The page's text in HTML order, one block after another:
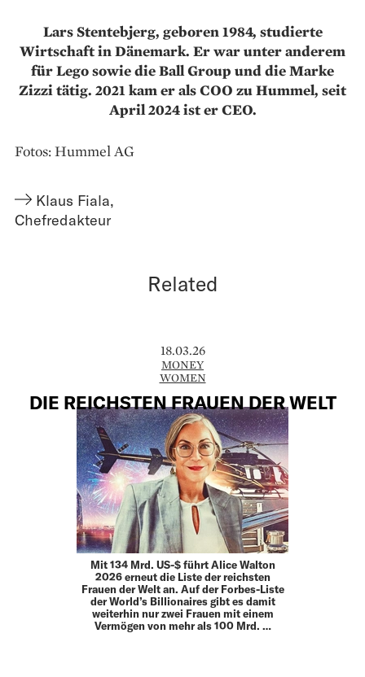
Lars Stentebjerg, geboren 1984, studierte
Wirtschaft in Dänemark. Er war unter anderem
für Lego sowie die Ball Group und die Marke
Zizzi tätig. 2021 kam er als COO zu Hummel, seit
April 2024 ist er CEO.
Fotos: Hummel AG
Klaus Fiala,
Chefredakteur
Related
18.03.26
MONEY
WOMEN
DIE REICHSTEN FRAUEN DER WELT
Mit 134 Mrd. US-$ führt Alice Walton
2026 erneut die Liste der reichsten
Frauen der Welt an. Auf der Forbes-Liste
der World’s Billionaires gibt es damit
weiterhin nur zwei Frauen mit einem
Vermögen von mehr als 100 Mrd. …